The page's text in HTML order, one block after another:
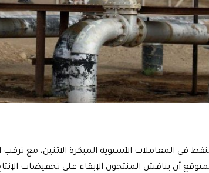
في المعاملات الآسيوية المبكرة الاثنين، مع
أن يناقش المنتجون الإبقاء على تخفيضات